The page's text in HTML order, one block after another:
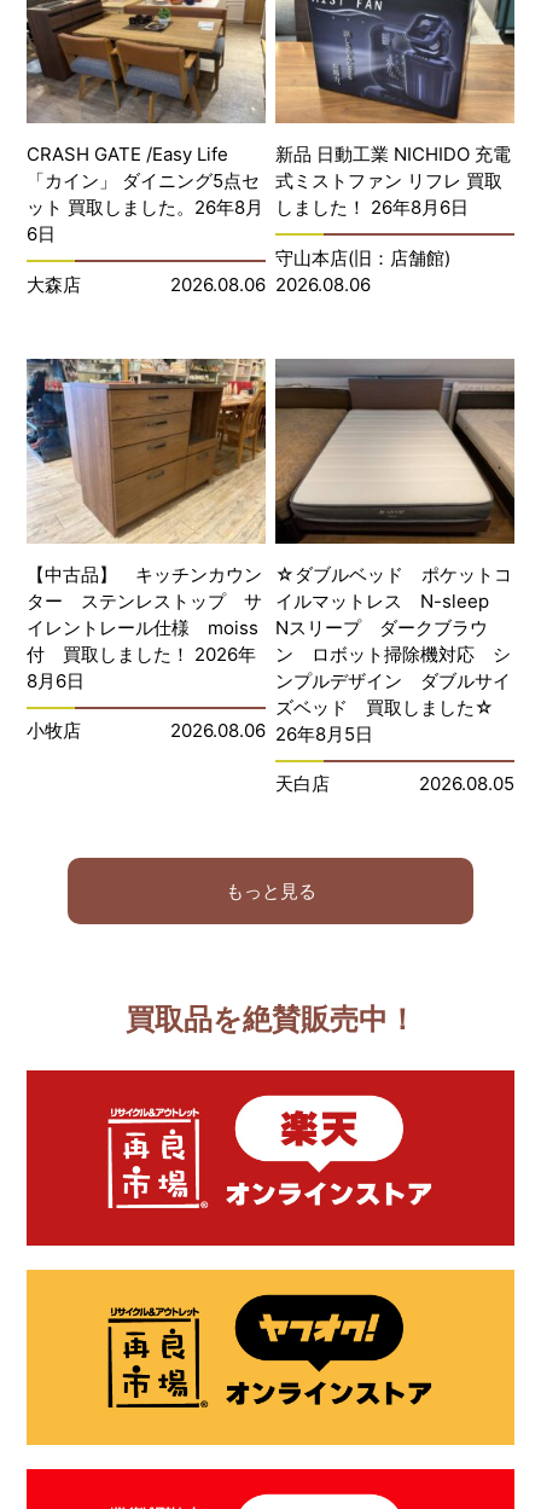
CRASH GATE /Easy Life
「カイン」 ダイニング5点セ
ット 買取しました。26年8月
6日
大森店 2026.08.06
新品 日動工業 NICHIDO 充電
式ミストファン リフレ 買取
しました！ 26年8月6日
守山本店(旧：店舗館)
2026.08.06
【中古品】 キッチンカウン
ター ステンレストップ サ
イレントレール仕様 moiss
付 買取しました！ 2026年
8月6日
小牧店 2026.08.06
☆ダブルベッド ポケットコ
イルマットレス N-sleep
Nスリープ ダークブラウ
ン ロボット掃除機対応 シ
ンプルデザイン ダブルサイ
ズベッド 買取しました☆
26年8月5日
天白店 2026.08.05
もっと見る
買取品を絶賛販売中！